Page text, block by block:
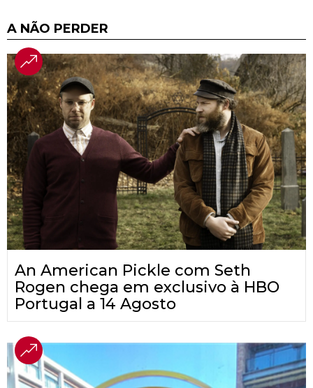
A NÃO PERDER
An American Pickle com Seth
Rogen chega em exclusivo à HBO
Portugal a 14 Agosto